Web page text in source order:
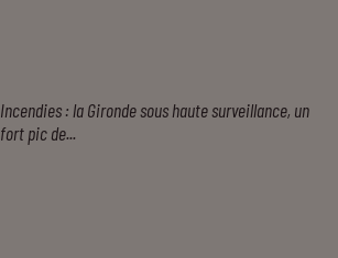
Incendies : la Gironde sous haute surveillance, un
fort pic de...